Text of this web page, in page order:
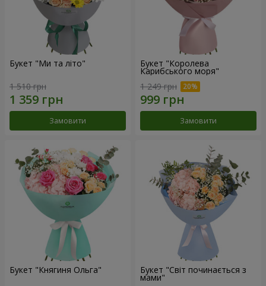
Букет "Ми та літо"
1 510 грн
Замовити
Букет "Королева
Карибського моря"
1 249 грн
Замовити
Букет "Княгиня Ольга" Букет "Світ починається з
мами"